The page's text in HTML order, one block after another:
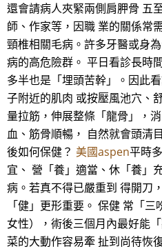
還會請病人夾緊兩側肩胛骨 五
師、作家等，因職 業的關係常
頸椎相關毛病。許多牙醫或身
病的高危險群。 平日看診長時
多半也是「埋頭苦幹」。因此
子附近的肌肉 或按壓風池穴、
量拉筋，伸展整條「龍骨」，
血、筋骨順暢， 自然就會頭清
後如何保健？ 美國aspen平時
宜、 營「養」適當、休「養」
病。若真不得已嚴重到 得開刀
「健」更形重要。 保健 常「
女性），術後三個月內最好能
菜的大動作容易牽 扯到尚待恢